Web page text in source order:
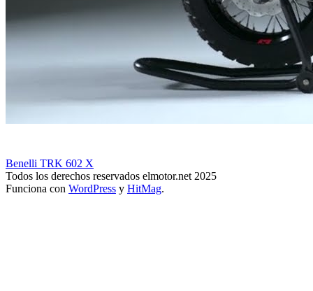
Benelli TRK 602 X
Todos los derechos reservados elmotor.net 2025
Funciona con WordPress y HitMag.